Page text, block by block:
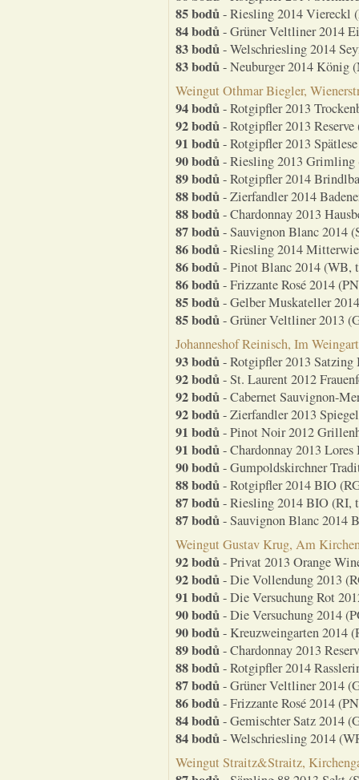
85 bodů- Riesling 2014 Viereckl
84 bodů- Grüner Veltliner 2014
83 bodů- Welschriesling 2014
83 bodů- Neuburger 2014 König
Weingut Othmar Biegler,
94 bodů- Rotgipfler 2013
92 bodů- Rotgipfler 2013
91 bodů- Rotgipfler 2013
90 bodů- Riesling 2013 Grimling
89 bodů- Rotgipfler 2014
88 bodů- Zierfandler 2014
88 bodů- Chardonnay 2013
87 bodů- Sauvignon Blanc 2014
86 bodů- Riesling 2014
86 bodů- Pinot Blanc 2014 (WB,
86 bodů- Frizzante Rosé 2014
85 bodů- Gelber Muskateller
85 bodů- Grüner Veltliner 2013
Johanneshof Reinisch, Im
93 bodů- Rotgipfler 2013
92 bodů- St. Laurent 2012
92 bodů- Cabernet Sauvignon-
92 bodů- Zierfandler 2013
91 bodů- Pinot Noir 2012
91 bodů- Chardonnay 2013
90 bodů- Gumpoldskirchner
88 bodů- Rotgipfler 2014 BIO
87 bodů- Riesling 2014 BIO (RI,
87 bodů- Sauvignon Blanc 2014
Weingut Gustav Krug, Am
92 bodů- Privat 2013 Orange
92 bodů- Die Vollendung 2013
91 bodů- Die Versuchung Rot
90 bodů- Die Versuchung 2014
90 bodů- Kreuzweingarten 2014
89 bodů- Chardonnay 2013
88 bodů- Rotgipfler 2014
87 bodů- Grüner Veltliner 2014
86 bodů- Frizzante Rosé 2014
84 bodů- Gemischter Satz 2014
84 bodů- Welschriesling 2014
Weingut Straitz&Straitz,